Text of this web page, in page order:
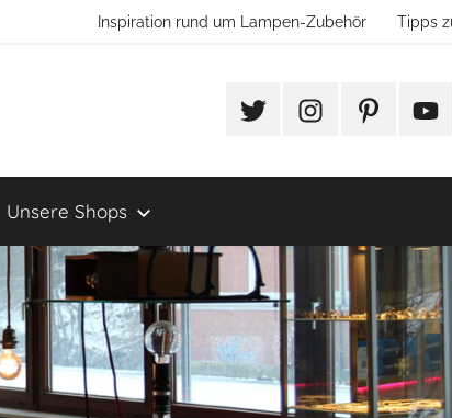
Inspiration rund um Lampen-Zubehör Tipps
#TwitterInstagramPinterest
Unsere Shops